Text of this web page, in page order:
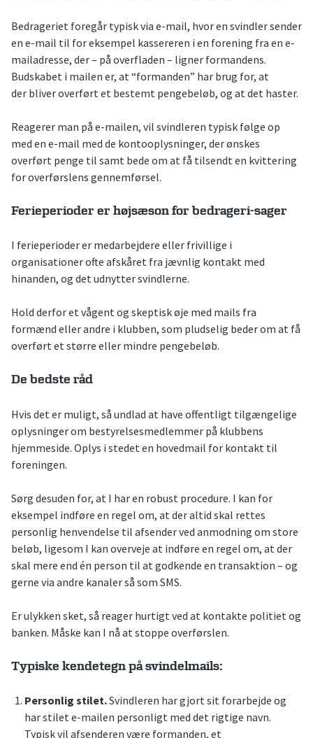
Bedrageriet foregår typisk via e-mail, hvor en svindler sender
en e-mail til for eksempel kassereren i en forening fra en e-
mailadresse, der – på overfladen – ligner formandens.
Budskabet i mailen er, at “formanden” har brug for, at
der bliver overført et bestemt pengebeløb, og at det haster.
Reagerer man på e-mailen, vil svindleren typisk følge op
med en e-mail med de kontooplysninger, der ønskes
overført penge til samt bede om at få tilsendt en kvittering
for overførslens gennemførsel.
Ferieperioder er højsæson for bedrageri-sager
I ferieperioder er medarbejdere eller frivillige i
organisationer ofte afskåret fra jævnlig kontakt med
hinanden, og det udnytter svindlerne.
Hold derfor et vågent og skeptisk øje med mails fra
formænd eller andre i klubben, som pludselig beder om at få
overført et større eller mindre pengebeløb.
De bedste råd
Hvis det er muligt, så undlad at have offentligt tilgængelige
oplysninger om bestyrelsesmedlemmer på klubbens
hjemmeside. Oplys i stedet en hovedmail for kontakt til
foreningen.
Sørg desuden for, at I har en robust procedure. I kan for
eksempel indføre en regel om, at der altid skal rettes
personlig henvendelse til afsender ved anmodning om store
beløb, ligesom I kan overveje at indføre en regel om, at der
skal mere end én person til at godkende en transaktion – og
gerne via andre kanaler så som SMS.
Er ulykken sket, så reager hurtigt ved at kontakte politiet og
banken. Måske kan I nå at stoppe overførslen.
Typiske kendetegn på svindelmails:
Personlig stilet.Svindleren har gjort sit forarbejde og
har stilet e-mailen personligt med det rigtige navn.
Typisk vil afsenderen være formanden, et